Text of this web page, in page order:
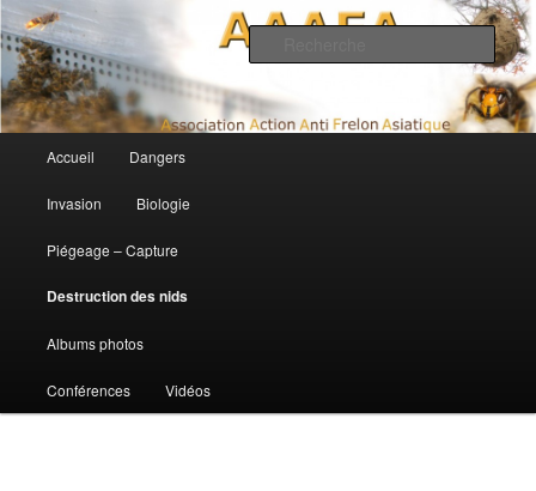
AAAFA
Association Action Anti Frelon Asiatique
Aller au contenu principal
Aller au contenu secondaire
Accueil Dangers
Invasion Biologie
Piégeage – Capture
Destruction des nids
Albums photos
Conférences Vidéos